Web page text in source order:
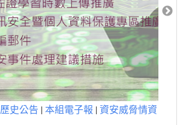
歷史公告 |本組電子報 |資安威脅情資